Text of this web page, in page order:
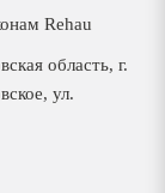
Rehau
область, г.
ул.